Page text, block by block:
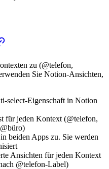
zu (@telefon,
Sie Notion-Ansichten,
select-Eigenschaft in Notion
für jeden Kontext (@telefon,
beiden Apps zu. Sie werden
Ansichten für jeden Kontext
@telefon-Label)